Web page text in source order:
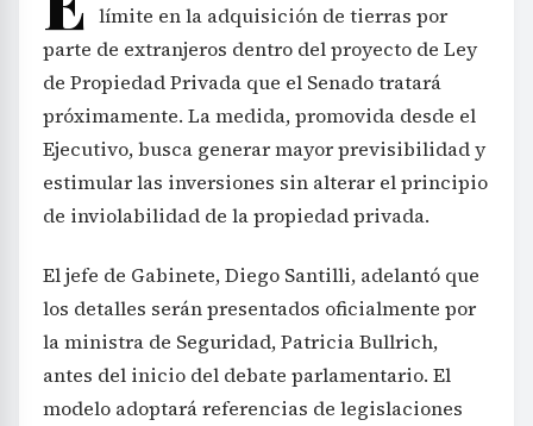
límite en la adquisición de tierras por
parte de extranjeros dentro del proyecto de Ley
de Propiedad Privada que el Senado tratará
próximamente. La medida, promovida desde el
Ejecutivo, busca generar mayor previsibilidad y
estimular las inversiones sin alterar el principio
de inviolabilidad de la propiedad privada.
El jefe de Gabinete, Diego Santilli, adelantó que
los detalles serán presentados oficialmente por
la ministra de Seguridad, Patricia Bullrich,
antes del inicio del debate parlamentario. El
modelo adoptará referencias de legislaciones